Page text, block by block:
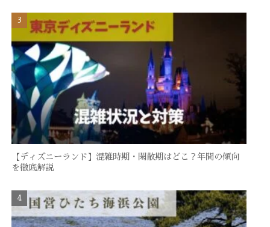
【ディズニーランド】混雑時期・閑散期はどこ？年間の傾向
を徹底解説